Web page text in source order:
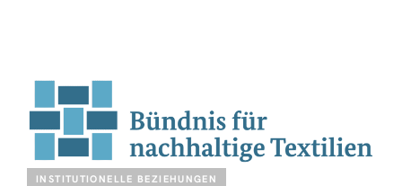
INSTITUTIONELLE BEZIEHUNGEN